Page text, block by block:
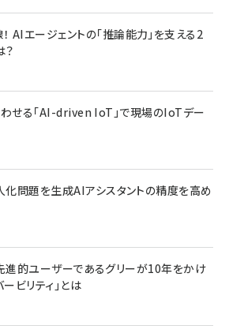
AIエージェントの「推論能力」を支える2
せる「AI-driven IoT」で現場のIoTデー
化問題を生成AIアシスタントの精度を高め
進的ユーザーであるグリーが10年をかけ
ビリティ」とは